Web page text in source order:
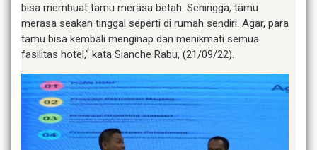
bisa membuat tamu merasa betah. Sehingga, tamu
merasa seakan tinggal seperti di rumah sendiri. Agar, para
tamu bisa kembali menginap dan menikmati semua
fasilitas hotel,” kata Sianche Rabu, (21/09/22).